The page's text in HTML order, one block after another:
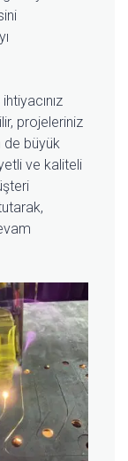
projeleriniz
de büyük
ve kaliteli